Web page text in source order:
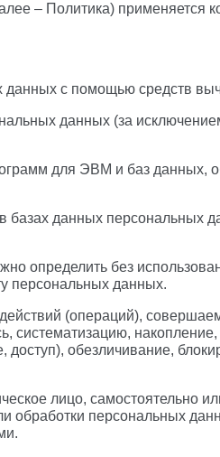
– Политика) применяется
с помощью средств
данных (за
для ЭВМ и баз данных,
данных персональных
определить без
персональных данных.
(операций),
систематизацию,
обезличивание,
лицо, самостоятельно
персональных